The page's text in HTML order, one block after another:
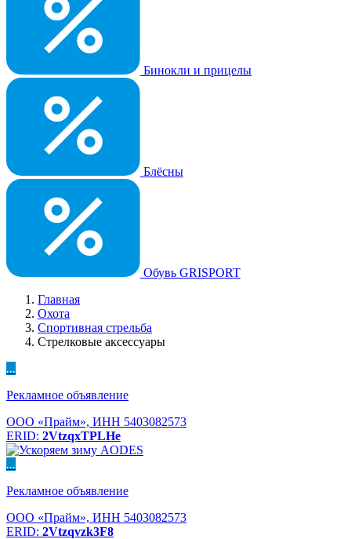
Бинокли и прицелы
Блёсны
Обувь GRISPORT
Главная
Охота
Спортивная стрельба
Стрелковые аксессуары
...
Рекламное объявление
ООО «Прайм», ИНН 5403082573
ERID: 2VtzqxTPLHe
...
Рекламное объявление
ООО «Прайм», ИНН 5403082573
ERID: 2Vtzqvzk3F8